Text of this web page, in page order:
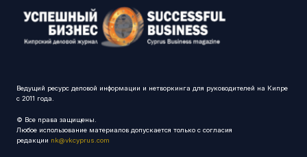
Ведущий ресурс деловой информации и нетворкинга для руководителей на Кипре
с 2011 года.
© Все права защищены.
Любое использование материалов допускается только с согласия
редакции nk@vkcyprus.com